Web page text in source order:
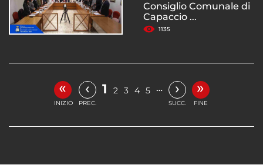
Consiglio Comunale di
Capaccio ...
1135
«
INIZIO
‹
PREC.
1 2 3 4 5 … ›
SUCC.
»
FINE